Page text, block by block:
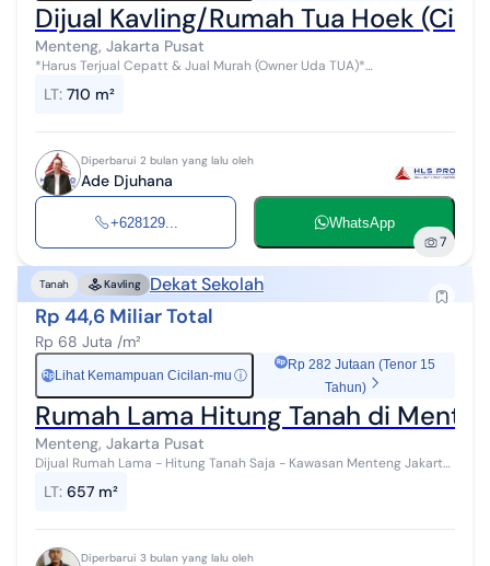
Dijual Kavling/Rumah Tua Hoek
Menteng, Jakarta Pusat
*Harus Terjual Cepatt & Jual Murah (Owner Uda TUA)*
NJOP* ️ JAKARTA - PUSAT Lokasi ...
LT: 710 m²
Diperbarui 2 bulan yang lalu oleh
Ade Djuhana
+628129... WhatsApp
7
Tanah Kavling Dekat Sekolah
Rp 44,6 Miliar Total
Rp 68 Juta /m²
Rp Lihat Kemampuan Cicilan-mu ⓘ
Rp 282 Jutaan (Tenor 15
Tahun)
Rumah Lama Hitung Tanah di
Menteng, Jakarta Pusat
Dijual Rumah Lama - Hitung Tanah Saja - Kawasan Menteng Jakarta
Jakarta Pusat - Status...
LT: 657 m²
Diperbarui 3 bulan yang lalu oleh